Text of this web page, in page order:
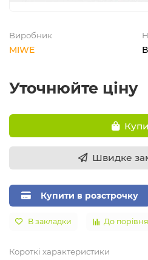
Виробник
MIWE
Уточнюйте ціну
Швидке
Купити в розстрочку
В закладки До
Короткі характеристики